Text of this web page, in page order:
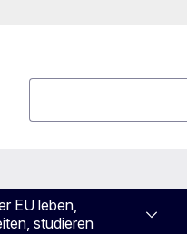
EU leben,
studieren